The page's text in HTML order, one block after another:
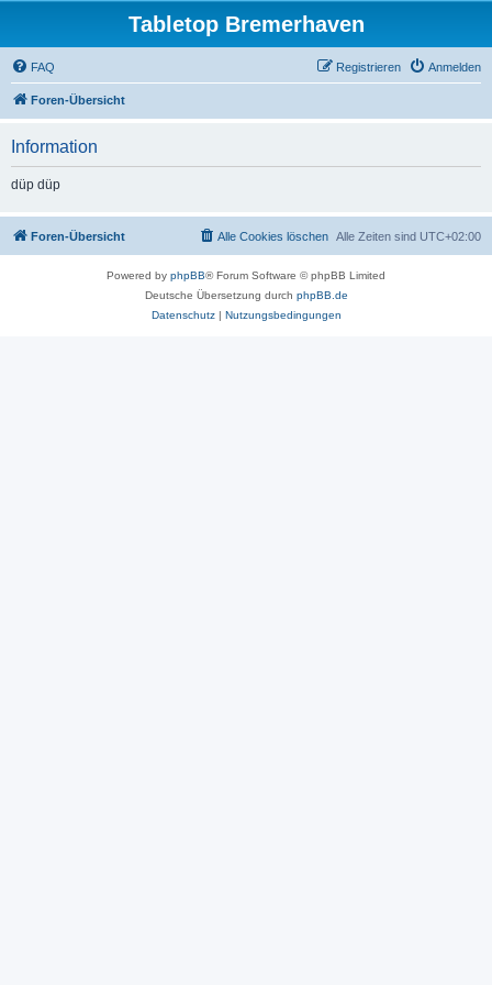
Tabletop Bremerhaven
FAQ Anmelden
Registrieren
Foren-Übersicht
Information
düp düp
Foren-Übersicht Alle Zeiten sind UTC+02:00
Alle Cookies löschen
Powered by phpBB® Forum Software © phpBB Limited
Deutsche Übersetzung durch phpBB.de
Datenschutz| Nutzungsbedingungen